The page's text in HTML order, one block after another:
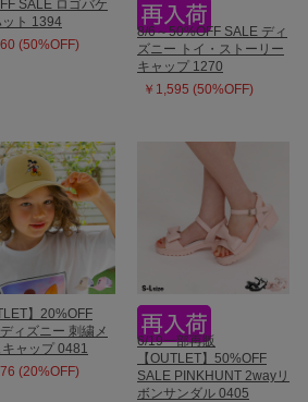
SALE ロゴバケ
ト 1394
(50%OFF)
8/6～50%OFF SALE ディ
ズニー トイ・ストーリー
キャップ 1270
￥1,595 (50%OFF)
】20%OFF
ィズニー 刺繍メ
ャップ 0481
(20%OFF)
6/19一部再販
【OUTLET】50%OFF
SALE PINKHUNT 2wayリ
ボンサンダル 0405